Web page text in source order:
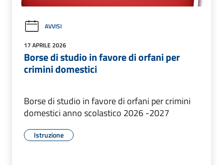
AVVISI
17 APRILE 2026
Borse di studio in favore di orfani per
crimini domestici
Borse di studio in favore di orfani per crimini
domestici anno scolastico 2026 -2027
Istruzione